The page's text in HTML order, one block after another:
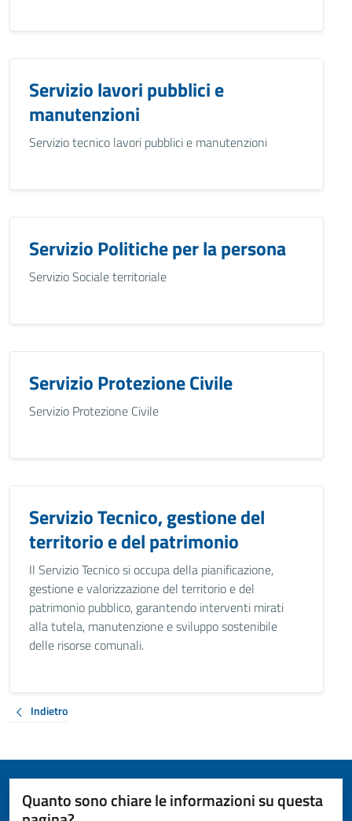
Servizio lavori pubblici e
manutenzioni
Servizio tecnico lavori pubblici e manutenzioni
Servizio Politiche per la persona
Servizio Sociale territoriale
Servizio Protezione Civile
Servizio Protezione Civile
Servizio Tecnico, gestione del
territorio e del patrimonio
Il Servizio Tecnico si occupa della pianificazione,
gestione e valorizzazione del territorio e del
patrimonio pubblico, garantendo interventi mirati
alla tutela, manutenzione e sviluppo sostenibile
delle risorse comunali.
Indietro
Quanto sono chiare le informazioni su questa